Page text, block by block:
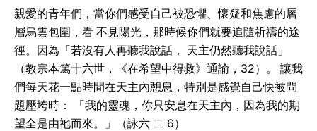
親愛的青年們，當你們感受自己被恐懼、懷疑和焦慮的層
層烏雲包圍，看 不見陽光，那時候你們就要追隨祈禱的途
徑。因為「若沒有人再聽我說話， 天主仍然聽我說話」
（教宗本篤十六世，《在希望中得救》通諭，32）。 讓我
們每天花一點時間在天主內憩息，特別是感覺自己快被問
題壓垮時： 「我的靈魂，你只安息在天主內，因為我的期
望全是由祂而來。」（詠六 二 6）